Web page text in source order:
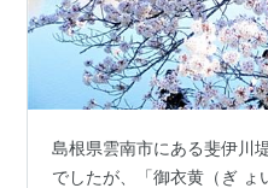
島根県雲南市にある斐伊川
でしたが、「御衣黄（ぎ